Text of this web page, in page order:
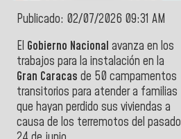
Publicado: 02/07/2026 09:31 AM
El Gobierno Nacional avanza en los
trabajos para la instalación en la
Gran Caracas de 50 campamentos
transitorios para atender a familias
que hayan perdido sus viviendas a
causa de los terremotos del pasado